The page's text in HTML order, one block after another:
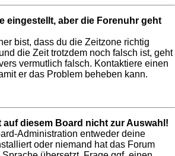
eingestellt, aber die Forenuhr geht
bist, dass du die Zeitzone richtig
die Zeit trotzdem noch falsch ist, geht
vermutlich falsch. Kontaktiere einen
er das Problem beheben kann.
auf diesem Board nicht zur Auswahl!
Administration entweder deine
oder niemand hat das Forum